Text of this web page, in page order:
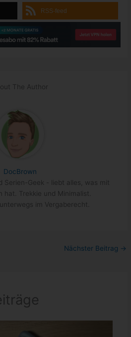
RSS-feed
The Author
DocBrown
Serien-Geek - liebt alles, was mit
hat. Trekkie und Minimalist.
im Vergaberecht.
Nächster Beitrag →